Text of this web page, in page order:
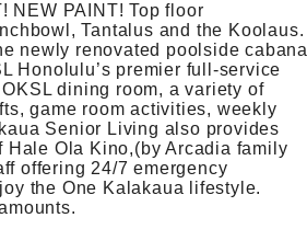
NEW PAINT! Top floor
Tantalus and the Koolaus.
newly renovated poolside cabana
Honolulu’s premier full-service
dining room, a variety of
game room activities, weekly
Senior Living also provides
Ola Kino,(by Arcadia family
offering 24/7 emergency
the One Kalakaua lifestyle.